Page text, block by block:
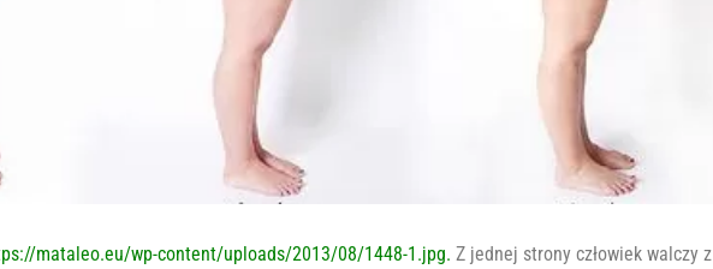
mataleo.eu/wp-content/uploads/2013/08/1448-1.jpg. Z jednej strony człowiek walczy z